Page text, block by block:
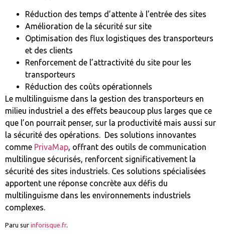
Réduction des temps d’attente à l’entrée des sites
Amélioration de la sécurité sur site
Optimisation des flux logistiques des transporteurs
et des clients
Renforcement de l’attractivité du site pour les
transporteurs
Réduction des coûts opérationnels
Le multilinguisme dans la gestion des transporteurs en
milieu industriel a des effets beaucoup plus larges que ce
que l’on pourrait penser, sur la productivité mais aussi sur
la sécurité des opérations. Des solutions innovantes
comme PrivaMap, offrant des outils de communication
multilingue sécurisés, renforcent significativement la
sécurité des sites industriels. Ces solutions spécialisées
apportent une réponse concrète aux défis du
multilinguisme dans les environnements industriels
complexes.
Paru sur inforisque.fr.